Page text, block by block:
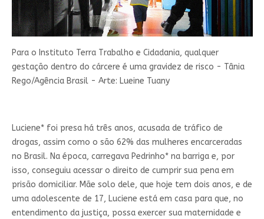
Para o Instituto Terra Trabalho e Cidadania, qualquer
gestação dentro do cárcere é uma gravidez de risco - Tânia
Rego/Agência Brasil - Arte: Lueine Tuany
Luciene* foi presa há três anos, acusada de tráfico de
drogas, assim como o são 62% das mulheres encarceradas
no Brasil. Na época, carregava Pedrinho* na barriga e, por
isso, conseguiu acessar o direito de cumprir sua pena em
prisão domiciliar. Mãe solo dele, que hoje tem dois anos, e de
uma adolescente de 17, Luciene está em casa para que, no
entendimento da justiça, possa exercer sua maternidade e